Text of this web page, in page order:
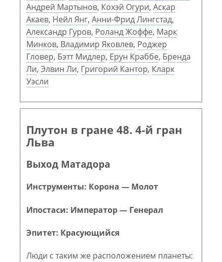
Андрей Мартынов, Кохэй Огури, Аскар
Акаев, Нейл Янг, Анни-Фрид Лингстад,
Александр Гуров, Роланд Жоффе, Марк
Минков, Владимир Яковлев, Роджер
Гловер, Бэтт Мидлер, Ерун Краббе, Бренда
Ли, Элвин Ли, Григорий Кантор, Кларк
Уэсли
Плутон в гране 48. 4-й гран
Льва
Выход Матадора
Инструменты: Корона — Молот
Ипостаси: Император — Генерал
Эпитет: Красующийся
Люди с таким же расположением планеты: